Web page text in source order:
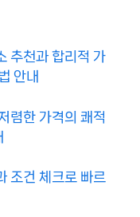
추천과 합리적 가
안내
렴한 가격의 쾌적
조건 체크로 빠르